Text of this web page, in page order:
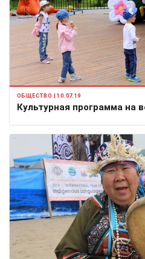
ОБЩЕСТВО | 10.07.19
Культурная программа на